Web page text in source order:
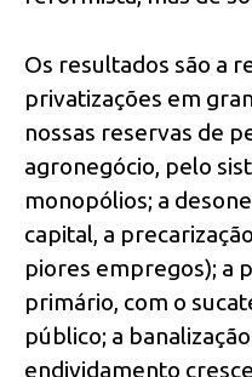
Os resultados são a
privatizações em
nossas reservas de
agronegócio, pelo
monopólios; a
capital, a
piores empregos); a
primário, com o
público; a
endividamento